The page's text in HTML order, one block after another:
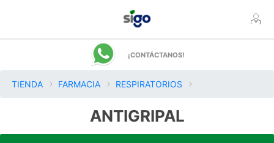
¡CONTÁCTANOS!
TIENDA FARMACIA RESPIRATORIOS
ANTIGRIPAL